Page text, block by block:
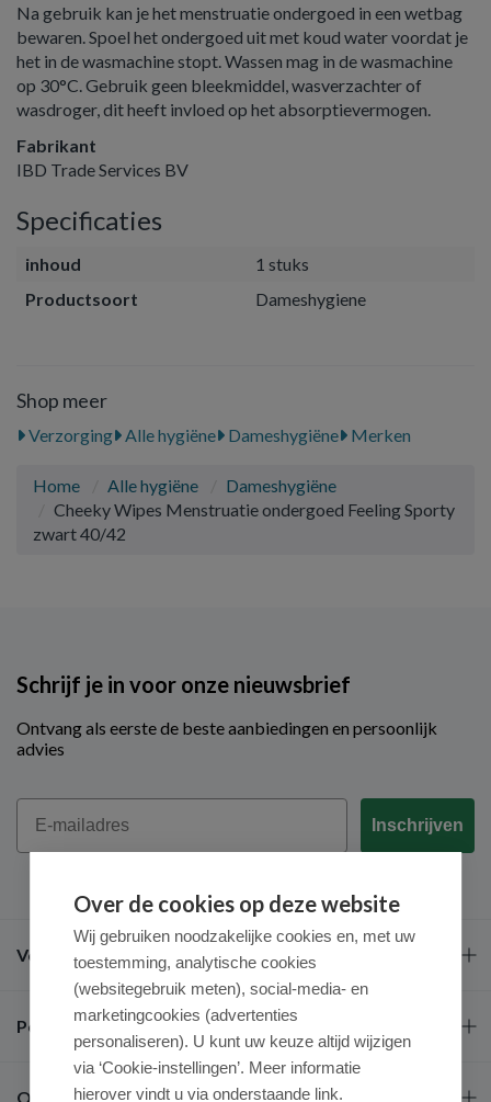
Na gebruik kan je het menstruatie ondergoed in een wetbag
bewaren. Spoel het ondergoed uit met koud water voordat je
het in de wasmachine stopt. Wassen mag in de wasmachine
op 30°C. Gebruik geen bleekmiddel, wasverzachter of
wasdroger, dit heeft invloed op het absorptievermogen.
Fabrikant
IBD Trade Services BV
Specificaties
inhoud
1 stuks
Productsoort
Dameshygiene
Shop meer
Verzorging Alle hygiëne Dameshygiëne Merken
Home Alle hygiëne
Dameshygiëne
Cheeky Wipes Menstruatie ondergoed Feeling Sporty
zwart 40/42
Schrijf je in voor onze nieuwsbrief
Ontvang als eerste de beste aanbiedingen en persoonlijk
advies
Email
Inschrijven
Veel gestelde vragen
Populaire merken
Over ons
Over de cookies op deze website
Wij gebruiken noodzakelijke cookies en, met uw
toestemming, analytische cookies
(websitegebruik meten), social-media- en
marketingcookies (advertenties
personaliseren). U kunt uw keuze altijd wijzigen
via ‘Cookie-instellingen’. Meer informatie
hierover vindt u via onderstaande link.